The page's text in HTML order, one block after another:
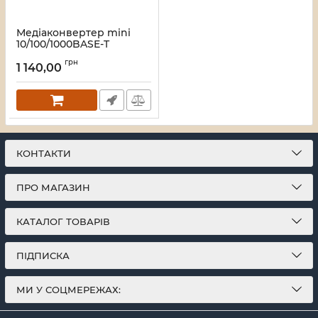
Медіаконвертер mini
10/100/1000BASE-T
SC 20KM TX1310/RX1550nm
Артикул:X3GM
1 140,00 грн
КОНТАКТИ
ПРО МАГАЗИН
КАТАЛОГ ТОВАРІВ
ПІДПИСКА
МИ У СОЦМЕРЕЖАХ: